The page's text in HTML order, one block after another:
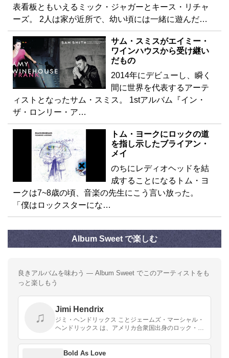
表看板ともいえるミック・ジャガーとキース・リチャ
ーズ。 2人は家が近所で、幼い頃には一緒に遊んだ…
サム・スミスがエイミー・
ワインハウスから受け継い
だもの
2014年にデビューし、瞬く
間に世界を代表するアーテ
ィストとなったサム・スミス。 1stアルバム『イン・
ザ・ロンリー・ア…
トム・ヨークにロックの道
を指し示したブライアン・
メイ
のちにレディオヘッドを結
成することになるトム・ヨ
ークは7~8歳の頃、音楽の先生にこう言い放った。
「僕はロックスターにな…
Album Sweet で楽しむ
良きアルバムを味わう — Album Sweet でこのアーティストをも
っと楽しもう
♫
Jimi Hendrix
ジミ・ヘンドリックス ことジェームズ・マーシャル・
ヘンドリックス は、アメリカ合衆国出身のロック・ギ
Bold As Love